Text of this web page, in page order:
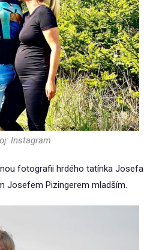
Instagram
fotografii hrdého tatínka Josefa
Josefem Pizingerem mladším.